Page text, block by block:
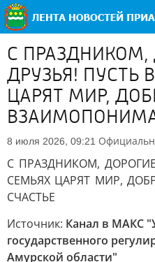
С ПРАЗДНИКОМ,
ДРУЗЬЯ! ПУСТЬ
ЦАРЯТ МИР,
8 июля 2026, 09:21
С ПРАЗДНИКОМ,
СЕМЬЯХ ЦАРЯТ МИР,
СЧАСТЬЕ
Источник: Канал в МАКС
государственного
Амурской области"